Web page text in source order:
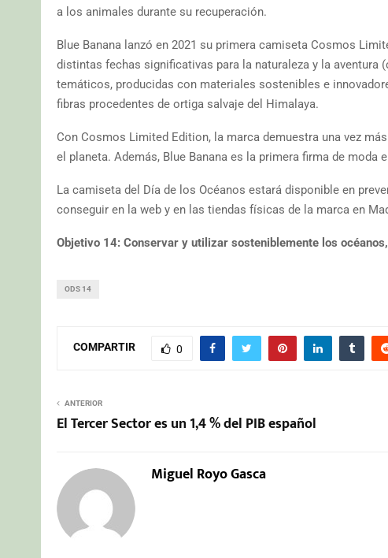
a los animales durante su recuperación.
Blue Banana lanzó en 2021 su primera camiseta Cosmos
distintas fechas significativas para la naturaleza y la
temáticos, producidas con materiales sostenibles e
fibras procedentes de ortiga salvaje del Himalaya.
Con Cosmos Limited Edition, la marca demuestra una vez
el planeta. Además, Blue Banana es la primera firma de
La camiseta del Día de los Océanos estará disponible en
conseguir en la web y en las tiendas físicas de la marca en
Objetivo 14: Conservar y utilizar sosteniblemente los
ODS 14
COMPARTIR 0
ANTERIOR
El Tercer Sector es un 1,4 % del PIB español
Miguel Royo Gasca